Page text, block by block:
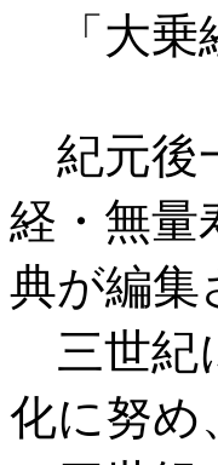
「大乗
紀元後
経・無量
典が編集
三世紀
化に努め